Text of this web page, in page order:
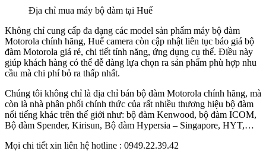
Địa chỉ mua máy bộ đàm tại Huế
Không chỉ cung cấp đa dạng các model sản phẩm máy bộ đàm
Motorola chính hãng, Huế camera còn cập nhật liên tục báo giá bộ
đàm Motorola giá rẻ, chi tiết tính năng, ứng dụng cụ thể. Điều này
giúp khách hàng có thể dễ dàng lựa chọn ra sản phẩm phù hợp nhu
cầu mà chi phí bỏ ra thấp nhất.
Chúng tôi không chỉ là địa chỉ bán bộ đàm Motorola chính hãng, mà
còn là nhà phân phối chính thức của rất nhiều thương hiệu bộ đàm
nổi tiếng khác trên thế giới như: bộ đàm Kenwood, bộ đàm ICOM,
Bộ đàm Spender, Kirisun, Bộ đàm Hypersia – Singapore, HYT,…
Mọi chi tiết xin liên hệ hotline : 0949.22.39.42